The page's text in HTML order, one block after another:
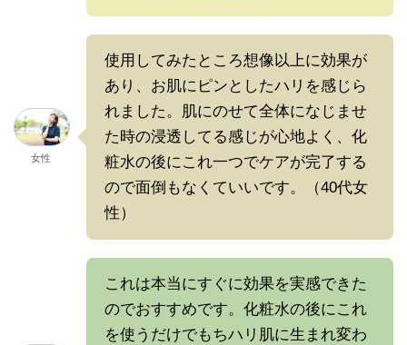
女性
使用してみたところ想像以上に効果が
あり、お肌にピンとしたハリを感じら
れました。肌にのせて全体になじませ
た時の浸透してる感じが心地よく、化
粧水の後にこれ一つでケアが完了する
ので面倒もなくていいです。（40代女
性）
これは本当にすぐに効果を実感できた
のでおすすめです。化粧水の後にこれ
を使うだけでもちハリ肌に生まれ変わ